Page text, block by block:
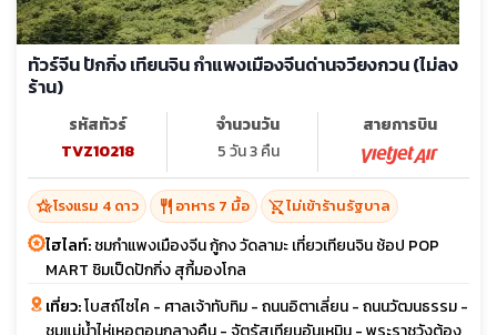
ทัวร์จีน ปักกิ่ง เทียนจิน กำแพงเมืองจีนด่านจวียงกวน (ไม่ลง
ร้าน)
รหัสทัวร์
TVZ10218
จำนวนวัน
5 วัน 3 คืน
สายการบิน
hotel_classโรงแรม 4 ดาว restaurant อาหาร 7 มื้อ shopping_cart_offไม่เข้าร้านรัฐบาล
ไฮไลท์:ชมกำแพงเมืองจีน กู้กง วัดลามะ เที่ยวเทียนจิน ช้อป POP
MART ชิมเป็ดปักกิ่ง สุกี้มองโกล
เที่ยว:โบสถ์ไซไค - ศาลเจ้าทับทิม - ถนนอิตาเลี่ยน - ถนนวัฒนธรรม -